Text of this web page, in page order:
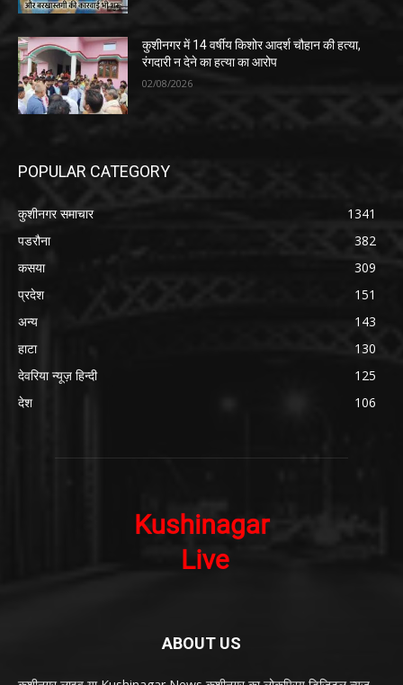
कुशीनगर में 14 वर्षीय किशोर आदर्श चौहान की हत्या,
रंगदारी न देने का हत्या का आरोप
02/08/2026
POPULAR CATEGORY
कुशीनगर समाचार
1341
पडरौना
382
कसया
309
प्रदेश
151
अन्य
143
हाटा
130
देवरिया न्यूज़ हिन्दी
125
देश
106
ABOUT US